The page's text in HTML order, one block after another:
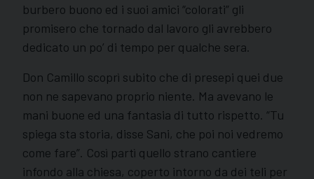
burbero buono ed i suoi amici “colorati” gli
promisero che tornado dal lavoro gli avrebbero
dedicato un po’ di tempo per qualche sera.
Don Camillo scoprì subito che di presepi quei due
non ne sapevano proprio niente. Ma avevano le
mani buone ed una fantasia di tutto rispetto. “Tu
spiega sta storia, disse Sani, che poi noi vedremo
come fare”. Così partì quello strano cantiere
infondo alla chiesa, coperto intorno da dei teli per